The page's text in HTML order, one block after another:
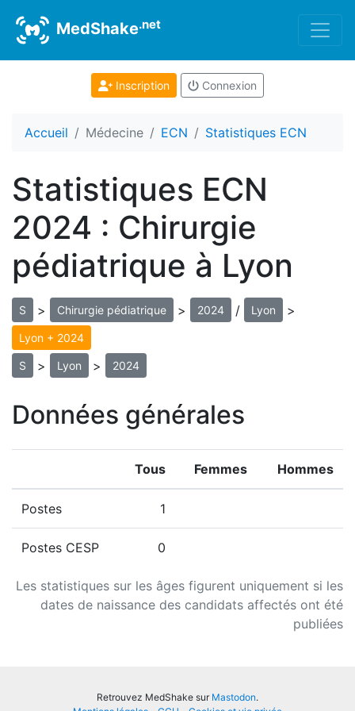
MedShake.net
Inscription Connexion
Accueil Médecine ECN Statistiques ECN
Statistiques ECN
2024 : Chirurgie
pédiatrique à Lyon
S > Chirurgie pédiatrique > 2024 / Lyon >
Lyon + 2024
S > Lyon > 2024
Données générales
Les statistiques sur les âges figurent uniquement si les
dates de naissance des candidats affectés ont été
publiées
Tous Femmes Hommes
Postes 1
Postes CESP 0
Retrouvez MedShake sur Mastodon.